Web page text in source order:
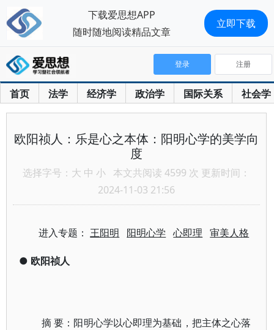
首页 法学 经济学 政治学 国际关系 社会学
登录 注册
欧阳祯人：乐是心之本体：阳明心学的美学向
度
选择字号： 大 中 小 本文共阅读 4599 次 更新时间：
2024-11-03 21:56
进入专题：王阳明 阳明心学 心即理 审美人格
● 欧阳祯人
摘 要：阳明心学以心即理为基础，把主体之心落
下载爱思想APP
随时随地阅读精品文章
立即下载